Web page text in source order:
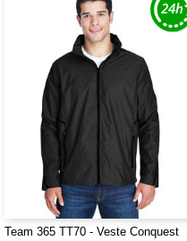
Team 365 TT70 - Veste Conquest